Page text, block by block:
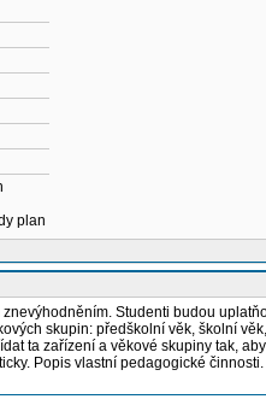
plan
Studenti budou
skupin: předškolní věk, školní
ta zařízení a věkové skupiny tak,
Popis vlastní pedagogické činnosti.